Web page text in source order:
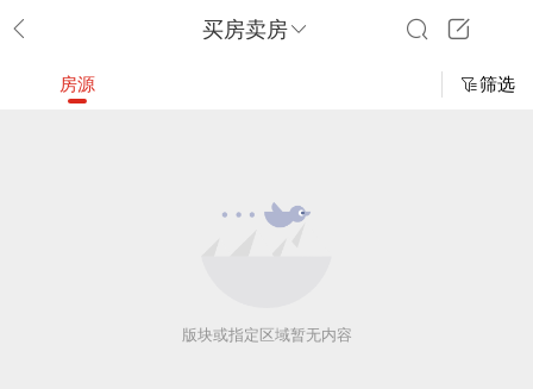
买房卖房
房源 筛选
版块或指定区域暂无内容